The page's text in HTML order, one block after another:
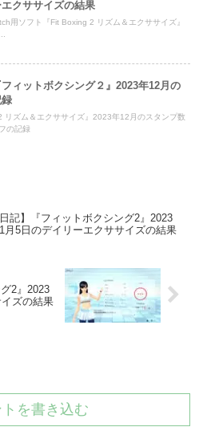
クササイズの結果
用ソフト『Fit Boxing 2 リズム＆エクササイズ』
フィットボクシング２』2023年12月の
録
リズム＆エクササイズ』2023年12月のスタンプ数
の記録
日記】『フィットボクシング2』2023
月5日のデイリーエクササイズの結果
2』2023
ズの結果
トを書き込む